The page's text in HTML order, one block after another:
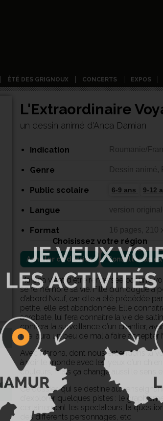
ÉTÉ DES GRIGNOUX CONCERTS EXPOS
L'Extraordinaire
un dessin animé d'Anca Damian
Indication Roumanie/
Genre Dessin animé,
Public scolaire 6-9 ans 9-12
Langue version
Format 16 pages, 210
Acheter ce dossier Consulter un
Marona vient d'être renversée par une
se remémore sa vie. Fille d’un dogue à
d’abord Neuf, car elle a été précédée
petite, elle est abandonnée. Elle
acrobate, lui fera connaître la vie de
confiera la surveillance d’un chantier,
fille, aura un peu de mal à faire accepter
Avec Marona, dont nous entendons la
à voir le monde avec les yeux d’un
couleurs, mais ça change aussi le sens
Ce dossier, qui se destine aux
d’explorer quelques pistes : le
certainement les spectateurs; la
des différents personnages, etc.
Choisissez votre région